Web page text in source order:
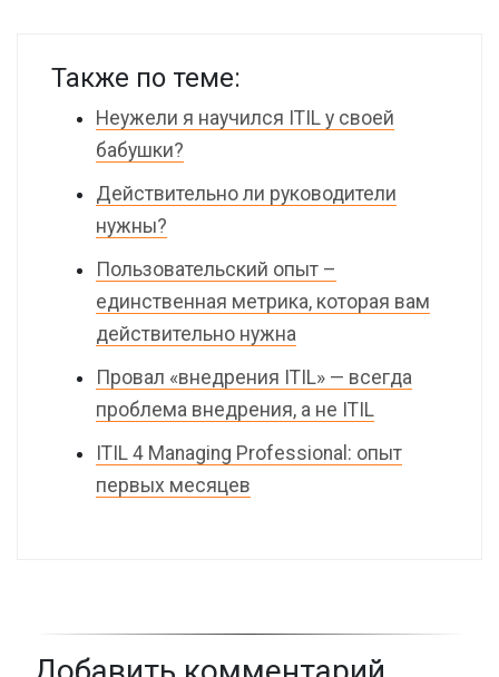
Также по теме:
Неужели я научился ITIL у своей
бабушки?
Действительно ли руководители
нужны?
Пользовательский опыт –
единственная метрика, которая вам
действительно нужна
Провал «внедрения ITIL» — всегда
проблема внедрения, а не ITIL
ITIL 4 Managing Professional: опыт
первых месяцев